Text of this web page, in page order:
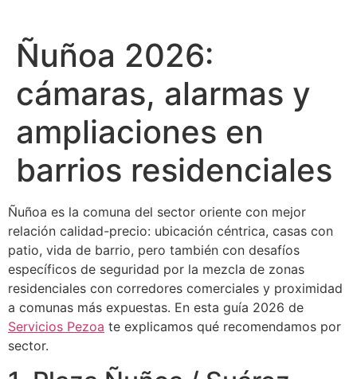
Ñuñoa 2026:
cámaras, alarmas y
ampliaciones en
barrios residenciales
Ñuñoa es la comuna del sector oriente con mejor
relación calidad-precio: ubicación céntrica, casas con
patio, vida de barrio, pero también con desafíos
específicos de seguridad por la mezcla de zonas
residenciales con corredores comerciales y proximidad
a comunas más expuestas. En esta guía 2026 de
Servicios Pezoa te explicamos qué recomendamos por
sector.